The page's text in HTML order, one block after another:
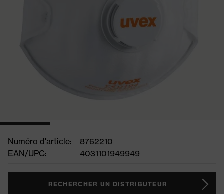
Numéro d'article:
8762210
EAN/UPC:
4031101949949
RECHERCHER UN DISTRIBUTEUR